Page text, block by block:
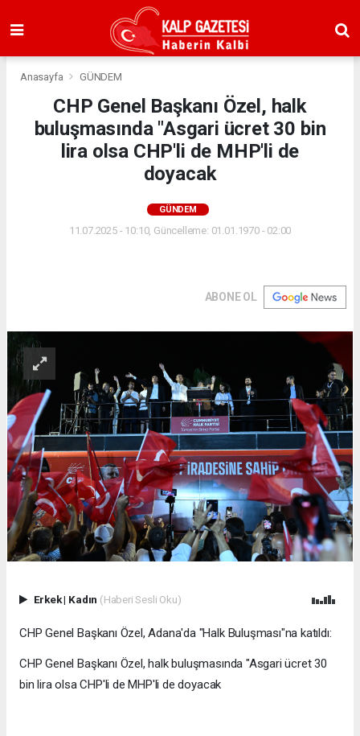
Anasayfa GÜNDEM
CHP Genel Başkanı Özel, halk
buluşmasında "Asgari ücret 30 bin
lira olsa CHP'li de MHP'li de
doyacak
GÜNDEM
11.07.2025 - 10:10, Güncelleme: 01.01.1970 - 02:00
ABONE OL
Erkek| Kadın (Haberi Sesli Oku)
CHP Genel Başkanı Özel, Adana'da "Halk Buluşması"na katıldı:
CHP Genel Başkanı Özel, halk buluşmasında "Asgari ücret 30
bin lira olsa CHP'li de MHP'li de doyacak